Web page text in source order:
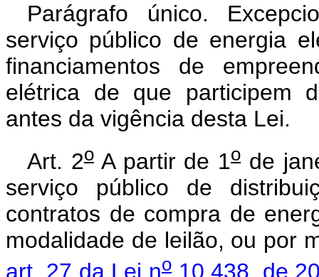
Parágrafo único.
serviço público de energia
financiamentos de
elétrica de que participem
antes da vigência desta Lei.
Art. 2o A partir de 1ode
serviço público de
contratos de compra de
modalidade de leilão, ou por
art. 27 da Lei no10.438, de